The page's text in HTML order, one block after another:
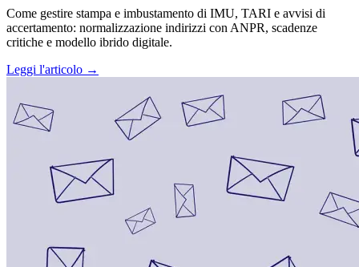
Come gestire stampa e imbustamento di IMU, TARI e avvisi di
accertamento: normalizzazione indirizzi con ANPR, scadenze
critiche e modello ibrido digitale.
Leggi l'articolo →